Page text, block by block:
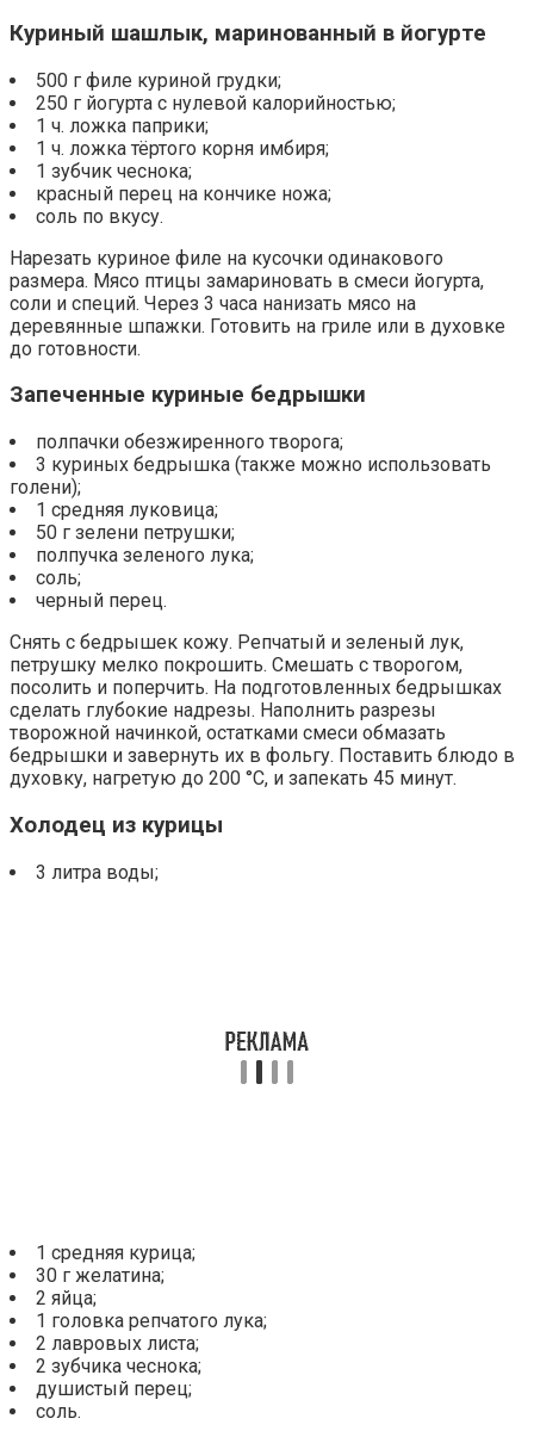
Куриный шашлык, маринованный в йогурте
500 г филе куриной грудки;
250 г йогурта с нулевой калорийностью;
1 ч. ложка паприки;
1 ч. ложка тёртого корня имбиря;
1 зубчик чеснока;
красный перец на кончике ножа;
соль по вкусу.
Нарезать куриное филе на кусочки одинакового
размера. Мясо птицы замариновать в смеси йогурта,
соли и специй. Через 3 часа нанизать мясо на
деревянные шпажки. Готовить на гриле или в духовке
до готовности.
Запеченные куриные бедрышки
полпачки обезжиренного творога;
3 куриных бедрышка (также можно использовать
голени);
1 средняя луковица;
50 г зелени петрушки;
полпучка зеленого лука;
соль;
черный перец.
Снять с бедрышек кожу. Репчатый и зеленый лук,
петрушку мелко покрошить. Смешать с творогом,
посолить и поперчить. На подготовленных бедрышках
сделать глубокие надрезы. Наполнить разрезы
творожной начинкой, остатками смеси обмазать
бедрышки и завернуть их в фольгу. Поставить блюдо в
духовку, нагретую до 200 °С, и запекать 45 минут.
Холодец из курицы
3 литра воды;
1 средняя курица;
30 г желатина;
2 яйца;
1 головка репчатого лука;
2 лавровых листа;
2 зубчика чеснока;
душистый перец;
соль.